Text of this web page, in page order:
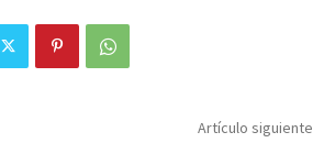
Artículo siguiente